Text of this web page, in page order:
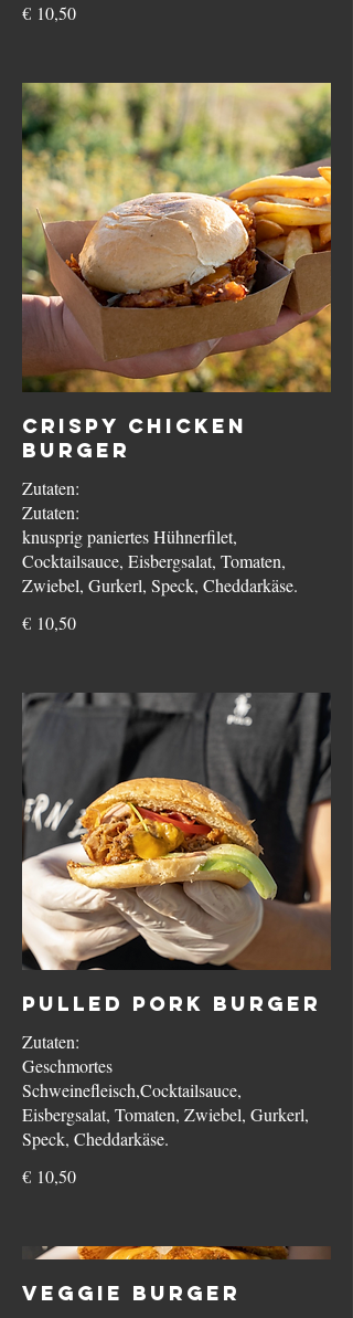
€ 10,50
Crispy Chicken
Burger
Zutaten:
Zutaten:
knusprig paniertes Hühnerfilet,
Cocktailsauce, Eisbergsalat, Tomaten,
Zwiebel, Gurkerl, Speck, Cheddarkäse.
€ 10,50
Pulled Pork Burger
Zutaten:
Geschmortes
Schweinefleisch,Cocktailsauce,
Eisbergsalat, Tomaten, Zwiebel, Gurkerl,
Speck, Cheddarkäse.
€ 10,50
Veggie Burger